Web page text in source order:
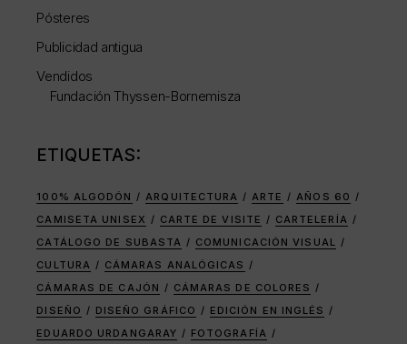
Pósteres
Publicidad antigua
Vendidos
Fundación Thyssen-Bornemisza
ETIQUETAS:
100% ALGODÓN ARQUITECTURA ARTE
AÑOS 60
CAMISETA UNISEX
CARTE DE VISITE
CARTELERÍA
CATÁLOGO DE SUBASTA
COMUNICACIÓN VISUAL
CULTURA
CÁMARAS ANALÓGICAS
CÁMARAS DE CAJÓN
CÁMARAS DE COLORES
DISEÑO
DISEÑO GRÁFICO
EDICIÓN EN INGLÉS
EDUARDO URDANGARAY
FOTOGRAFÍA